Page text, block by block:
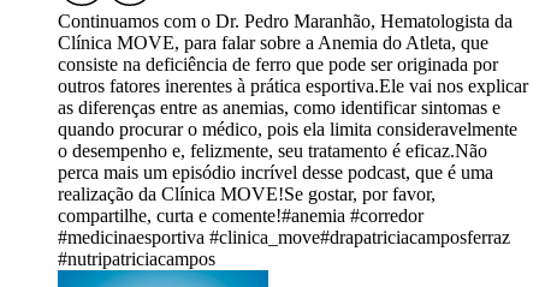
Continuamos com o Dr. Pedro Maranhão, Hematologista da
Clínica MOVE, para falar sobre a Anemia do Atleta, que
consiste na deficiência de ferro que pode ser originada por
outros fatores inerentes à prática esportiva.Ele vai nos explicar
as diferenças entre as anemias, como identificar sintomas e
quando procurar o médico, pois ela limita consideravelmente
o desempenho e, felizmente, seu tratamento é eficaz.Não
perca mais um episódio incrível desse podcast, que é uma
realização da Clínica MOVE!Se gostar, por favor,
compartilhe, curta e comente!#anemia #corredor
#medicinaesportiva #clinica_move#drapatriciacamposferraz
#nutripatriciacampos